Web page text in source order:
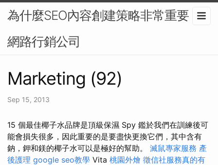
為什麼SEO內容創建策略非常重要？-
網路行銷公司
Marketing (92)
Sep 15, 2013
15 個最佳椰子水品牌是頂級保濕 Spy 鑑於我們在訓練後可
能會損失很多，因此重要的是要盡快更換它們，其中含有
鈉，鉀和鎂的椰子水可以是極好的幫助。 滅鼠專家服務 產
後護理 google seo教學 Vita 桃園外燴 徵信社服務真的有